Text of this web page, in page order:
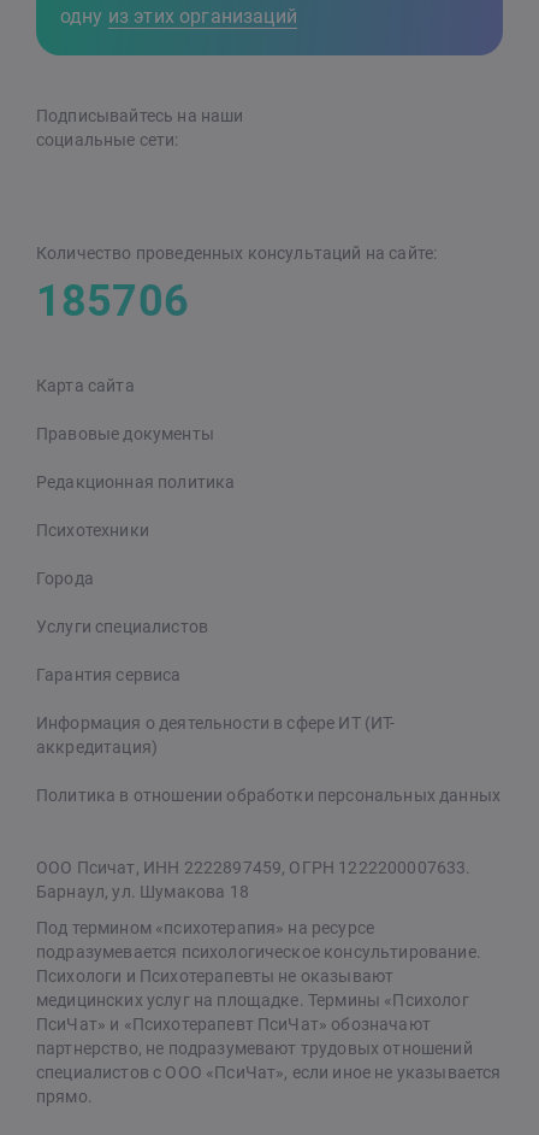
одну из этих организаций
Карта сайта
Правовые документы
Редакционная политика
Психотехники
Города
Услуги специалистов
Гарантия сервиса
Информация о деятельности в сфере ИТ (ИТ-
аккредитация)
Политика в отношении обработки персональных данных
Подписывайтесь на наши
cоциальные сети:
Количество проведенных консультаций на сайте:
185706
ООО Псичат, ИНН 2222897459, ОГРН 1222200007633.
Барнаул, ул. Шумакова 18
Под термином «психотерапия» на ресурсе
подразумевается психологическое консультирование.
Психологи и Психотерапевты не оказывают
медицинских услуг на площадке. Термины «Психолог
ПсиЧат» и «Психотерапевт ПсиЧат» обозначают
партнерство, не подразумевают трудовых отношений
специалистов с ООО «ПсиЧат», если иное не указывается
прямо.